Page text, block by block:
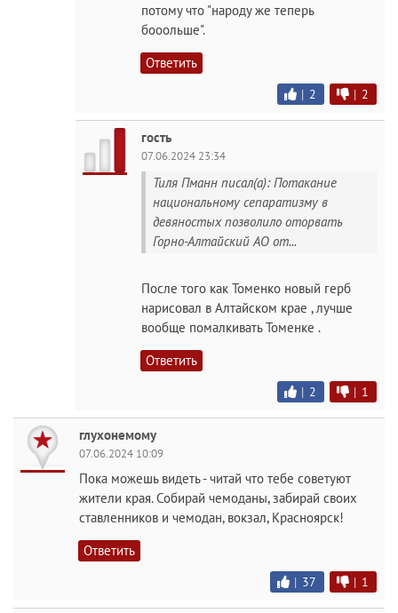
потому что "народу же теперь
бооольше".
Ответить
| 2 | 2
гость
07.06.2024 23:34
Тиля Пманн писал(а): Потакание
национальному сепаратизму в
девяностых позволило оторвать
Горно-Алтайский АО от...
После того как Томенко новый герб
нарисовал в Алтайском крае , лучше
вообще помалкивать Томенке .
Ответить
| 2 | 1
глухонемому
07.06.2024 10:09
Пока можешь видеть - читай что тебе советуют
жители края. Собирай чемоданы, забирай своих
ставленников и чемодан, вокзал, Красноярск!
Ответить
| 37 | 1